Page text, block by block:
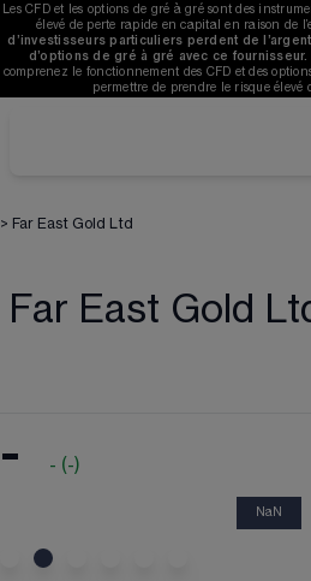
Les CFD et les options de gré à gré sont des
élevé de perte rapide en capital en raison de
d’investisseurs particuliers perdent de
d’options de gré à gré avec ce fournisseur.
comprenez le fonctionnement des CFD et des
permettre de prendre le risque élevé
> Far East Gold Ltd
Far East Gold
- - (-)
NaN